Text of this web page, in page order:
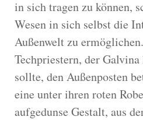
in sich tragen zu können,
Wesen in sich selbst die
Außenwelt zu
Techpriestern, der
sollte, den Außenposten
eine unter ihren roten
aufgedunse Gestalt, aus